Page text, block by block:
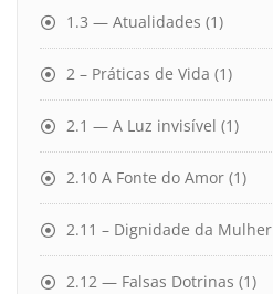
1.3 — Atualidades (1)
2 – Práticas de Vida (1)
2.1 — A Luz invisível (1)
2.10 A Fonte do Amor (1)
2.11 – Dignidade da Mulher
2.12 — Falsas Dotrinas (1)